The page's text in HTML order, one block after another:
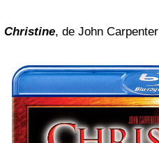
Christine, de John Carpenter